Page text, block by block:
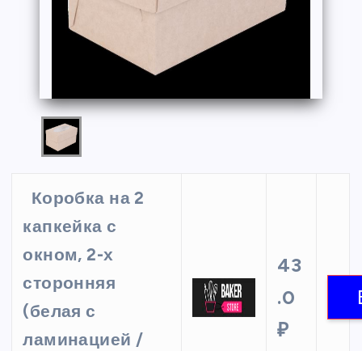
Коробка на 2
капкейка с
окном, 2-х
сторонняя
(белая с
ламинацией /
43
.0
₽